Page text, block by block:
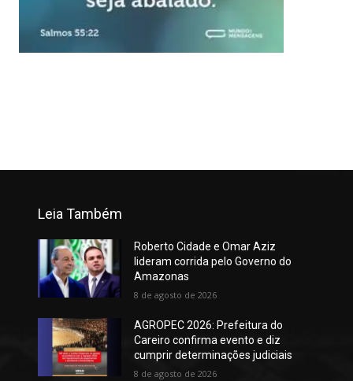
Leia Também
Roberto Cidade e Omar Aziz
lideram corrida pelo Governo do
Amazonas
8 de agosto de 2026
AGROPEC 2026: Prefeitura do
Careiro confirma evento e diz
cumprir determinações judiciais
8 de agosto de 2026